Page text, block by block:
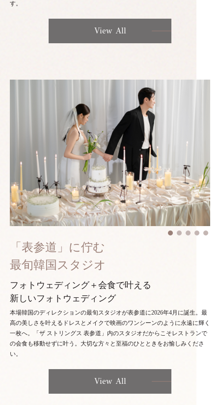
す。
View All
「表参道」に佇む
最旬韓国スタジオ
フォトウェディング＋会食で叶える
新しいフォトウェディング
本場韓国のディレクションの最旬スタジオが表参道に2026年4月に誕生。最
高の美しさを叶えるドレスとメイクで映画のワンシーンのように永遠に輝く
一枚へ。「ザ ストリングス 表参道」内のスタジオだからこそレストランで
の会食も移動せずに叶う。大切な方々と至福のひとときをお愉しみくださ
い。
View All